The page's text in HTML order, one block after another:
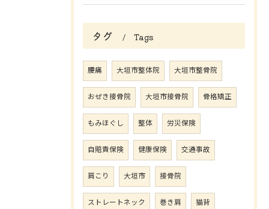
タグ Tags
腰痛 大垣市整体院 大垣市整骨院
おぜき接骨院 大垣市接骨院 骨格矯正
もみほぐし 整体 労災保険
自賠責保険 健康保険 交通事故
肩こり 大垣市 接骨院
ストレートネック 巻き肩 猫背